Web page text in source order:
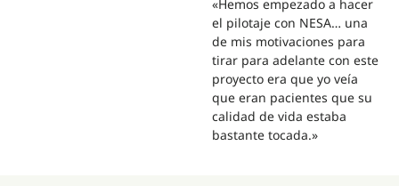
«Hemos empezado a hacer
el pilotaje con NESA… una
de mis motivaciones para
tirar para adelante con este
proyecto era que yo veía
que eran pacientes que su
calidad de vida estaba
bastante tocada.»